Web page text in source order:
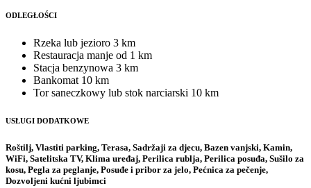
ODLEGŁOŚCI
Rzeka lub jezioro 3 km
Restauracja manje od 1 km
Stacja benzynowa 3 km
Bankomat 10 km
Tor saneczkowy lub stok narciarski 10 km
USŁUGI DODATKOWE
Roštilj, Vlastiti parking, Terasa, Sadržaji za djecu, Bazen vanjski, Kamin,
WiFi, Satelitska TV, Klima uređaj, Perilica rublja, Perilica posuđa, Sušilo za
kosu, Pegla za peglanje, Posuđe i pribor za jelo, Pećnica za pečenje,
Dozvoljeni kućni ljubimci